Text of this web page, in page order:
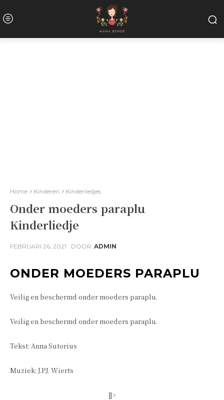
Home Kinderen Kinderliedjes
Onder moeders paraplu
Kinderliedje
FEBRUARI 26, 2021 DOOR ADMIN
ONDER MOEDERS PARAPLU
Veilig en beschermd onder moeders paraplu.
Veilig en beschermd onder moeders paraplu.
Tekst: Anna Sutorius
Muziek: J.P.J. Wierts
]]>